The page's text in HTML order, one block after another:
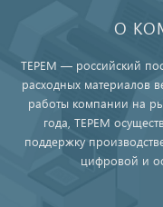
О
ТЕРЕМ — российский
расходных материалов
работы компании на
года, ТЕРЕМ
поддержку
цифровой и